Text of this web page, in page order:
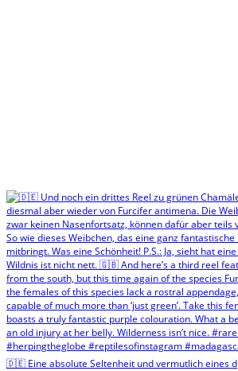
🇩🇪 Eine absolute Seltenheit und vermutlich eines d